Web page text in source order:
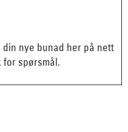
nye bunad her på nett
spørsmål.